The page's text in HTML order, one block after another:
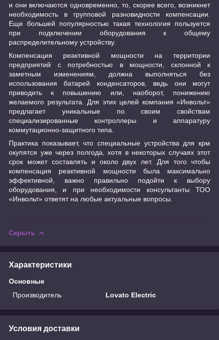
и они включаются одновременно, то, скорее всего, возникнет
необходимость в групповой разновидности компенсации.
Еще большей популярностью такая технология пользуется
при подключении оборудования к общему
распределительному устройству.
Компенсация реактивной мощности на территории
предприятий с потребностью в мощности, склонной к
заметным изменениям, должна выполняться без
использования батарей конденсаторов, ведь они могут
приводить к повышению или, наоборот, понижению
желаемого результата. Для этих целей компания «Инвольт»
предлагает уникальные по своим свойствам
специализированные контроллеры и аппаратуру
коммутационно-защитного типа.
Практика показывает, что специальные устройства для крм
окупятся уже через полгода, хотя в некоторых случаях этот
срок может составлять и около двух лет. Для того чтобы
компенсация реактивной мощности была максимально
эффективной, важно правильно подойти к выбору
оборудования, и при необходимости консультанты ТОО
«Инвольт» ответят на любые актуальные вопросы.
Скрыть
Характеристики
Основные
Производитель
Lovato Electric
Условия доставки